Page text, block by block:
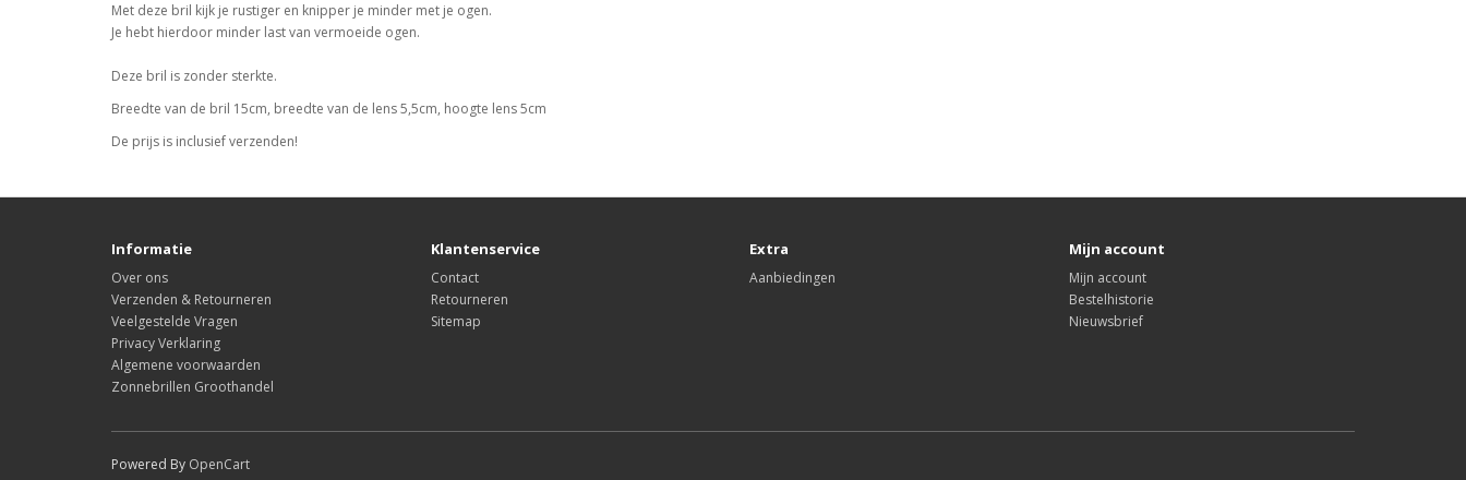
Met deze bril kijk je rustiger en knipper je minder met je ogen.
Je hebt hierdoor minder last van vermoeide ogen.
Deze bril is zonder sterkte.
Breedte van de bril 15cm, breedte van de lens 5,5cm, hoogte lens 5cm
De prijs is inclusief verzenden!
Informatie
Over ons
Verzenden & Retourneren
Veelgestelde Vragen
Privacy Verklaring
Algemene voorwaarden
Zonnebrillen Groothandel
Klantenservice
Contact
Retourneren
Sitemap
Extra
Aanbiedingen
Mijn account
Mijn account
Bestelhistorie
Nieuwsbrief
Powered By OpenCart